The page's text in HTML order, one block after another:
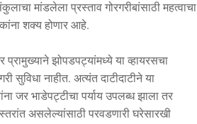
मांडलेला प्रस्ताव गोरगरीबांसाठी महत्वाचा
शक्य होणार आहे.
झोपडपट्यांमध्ये या व्हायरसचा
सुविधा नाहीत. अत्यंत दाटीदाटीने या
जर भाडेपट्टीचा पर्याय उपलब्ध झाला तर
असलेल्यांसाठी परवडणारी घरेसारखी